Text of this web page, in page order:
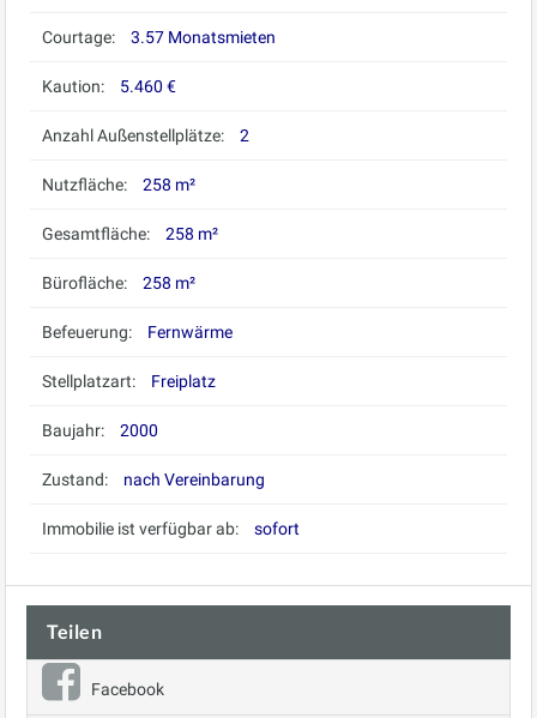
Courtage: 3.57 Monatsmieten
Kaution: 5.460 €
Anzahl Außenstellplätze: 2
Nutzfläche: 258 m²
Gesamtfläche: 258 m²
Bürofläche: 258 m²
Befeuerung: Fernwärme
Stellplatzart: Freiplatz
Baujahr: 2000
Zustand: nach Vereinbarung
Immobilie ist verfügbar ab: sofort
Teilen
Facebook